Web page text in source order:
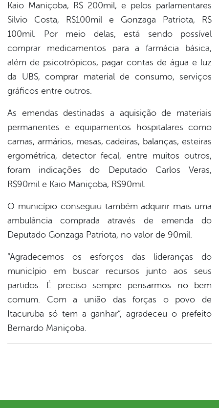
Kaio Maniçoba, R$ 200mil, e pelos parlamentares
Silvio Costa, R$100mil e Gonzaga Patriota, R$
100mil. Por meio delas, está sendo possível
comprar medicamentos para a farmácia básica,
além de psicotrópicos, pagar contas de água e luz
da UBS, comprar material de consumo, serviços
gráficos entre outros.
As emendas destinadas a aquisição de materiais
permanentes e equipamentos hospitalares como
camas, armários, mesas, cadeiras, balanças, esteiras
ergométrica, detector fecal, entre muitos outros,
foram indicações do Deputado Carlos Veras,
R$90mil e Kaio Maniçoba, R$90mil.
O município conseguiu também adquirir mais uma
ambulância comprada através de emenda do
Deputado Gonzaga Patriota, no valor de 90mil.
“Agradecemos os esforços das lideranças do
município em buscar recursos junto aos seus
partidos. É preciso sempre pensarmos no bem
comum. Com a união das forças o povo de
Itacuruba só tem a ganhar”, agradeceu o prefeito
Bernardo Maniçoba.